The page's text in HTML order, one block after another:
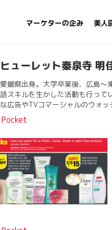
マーケターの企み 美人
ヒューレット秦泉寺 明
愛媛県出身。大学卒業後、広島〜
語スキルを生かした活動も行って
な広告やTVコマーシャルのウォッ
Pocket